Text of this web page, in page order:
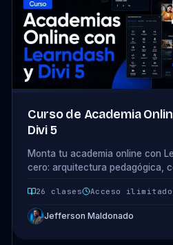
Curso de Academia
Divi 5
Monta tu academia online con
cero: arquitectura pedagógica,
alumno y 4 modelos de
clases.
26 clases Acceso ilimitado
Jefferson Maldonado